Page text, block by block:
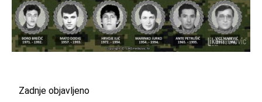
Zadnje objavljeno